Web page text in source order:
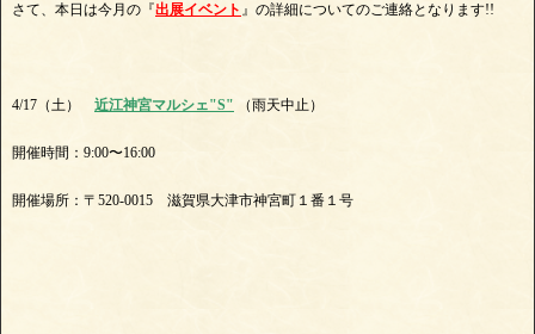
さて、本日は今月の『出展イベント 』の詳細についてのご連絡となります!!
4/17（土） 近江神宮マルシェ"S" （雨天中止）
開催時間：9:00〜16:00
開催場所：〒520-0015 滋賀県大津市神宮町１番１号